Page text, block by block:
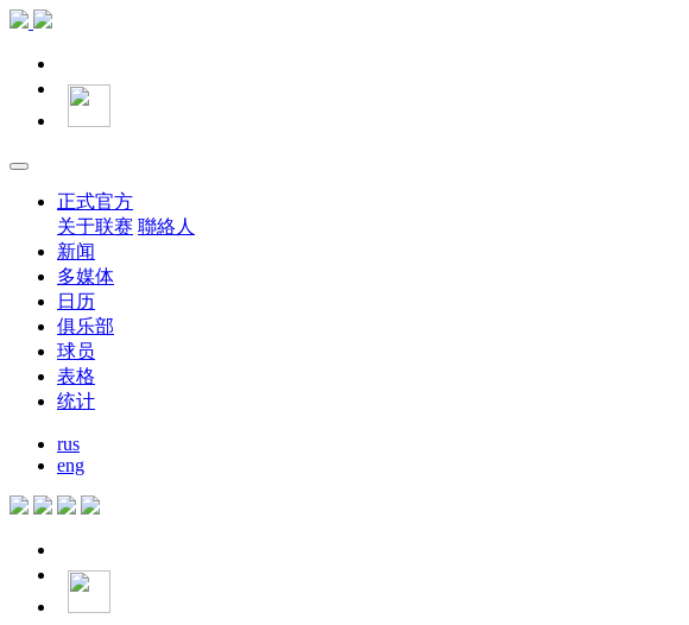
正式官方
关于联赛 聯絡人
新闻
多媒体
日历
俱乐部
球员
表格
统计
rus
eng